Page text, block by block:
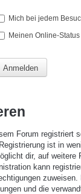
Mich bei jedem
Meinen Online-
Forum registriert
ist in
dir, auf weitere
kann
und die